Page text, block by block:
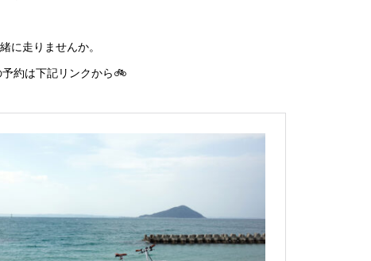
に走りませんか。
約は下記リンクから🚲